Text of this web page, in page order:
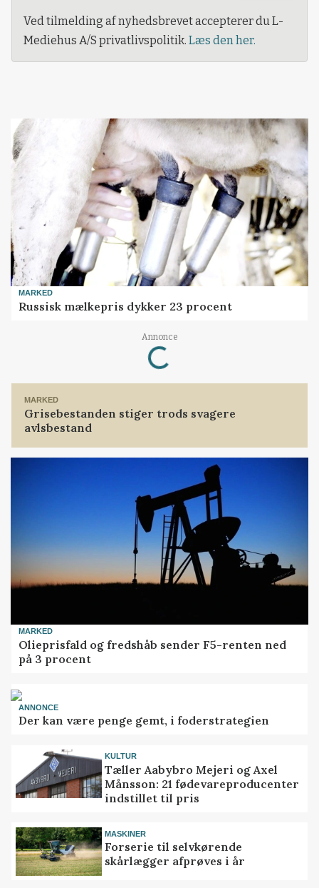
Ved tilmelding af nyhedsbrevet accepterer du L-
Mediehus A/S privatlivspolitik. Læs den her.
MARKED
Russisk mælkepris dykker 23 procent
Annonce
Loading...
MARKED
Grisebestanden stiger trods svagere
avlsbestand
MARKED
Olieprisfald og fredshåb sender F5-renten ned
på 3 procent
ANNONCE
Der kan være penge gemt, i foderstrategien
KULTUR
Tæller Aabybro Mejeri og Axel
Månsson: 21 fødevareproducenter
indstillet til pris
MASKINER
Forserie til selvkørende
skårlægger afprøves i år